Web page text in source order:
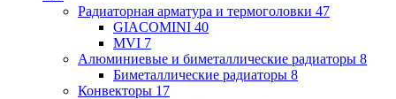
Радиаторная арматура и термоголовки 47
GIACOMINI 40
MVI 7
Алюминиевые и биметаллические радиаторы 8
Биметаллические радиаторы 8
Конвекторы 17